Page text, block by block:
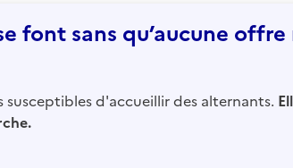
font sans qu’aucune offre
d'accueillir des alternants.